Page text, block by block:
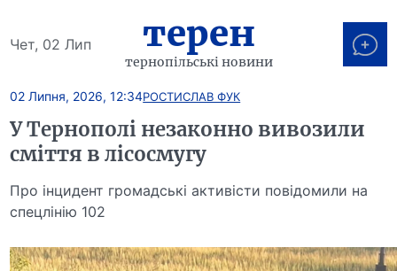
Чет, 02 Лип терен
тернопільські новини
02 Липня, 2026, 12:34РОСТИСЛАВ ФУК
У Тернополі незаконно вивозили
сміття в лісосмугу
Про інцидент громадські активісти повідомили на
спецлінію 102